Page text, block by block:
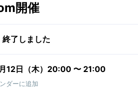
開催
終了しました
12日（木）20:00 〜 21:00
ダーに追加